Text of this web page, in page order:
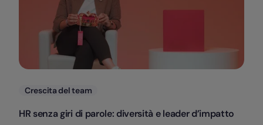
Categorie
Crescita del team
HR senza giri di parole: diversità e leader d’impatto